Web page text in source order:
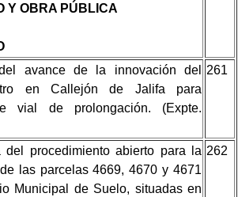
Y OBRA PÚBLICA
avance de la innovación del
en Callejón de Jalifa para
vial de prolongación. (Expte.
261
del procedimiento abierto para la
las parcelas 4669, 4670 y 4671
Municipal de Suelo, situadas en
262